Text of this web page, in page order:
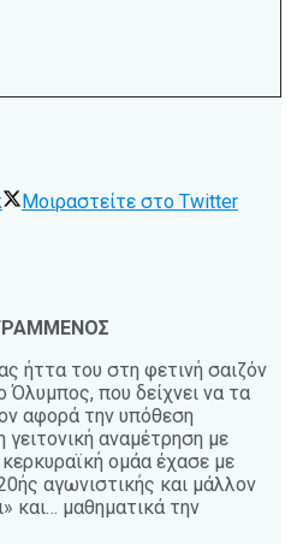
Μοιραστείτε στο Twitter
ήττα του στη φετινή σαιζόν
Όλυμπος, που δείχνει να τα
αφορά την υπόθεση
γειτονική αναμέτρηση με
ομάα έχασε με
αγωνιστικής και μάλλον
και… μαθηματικά την